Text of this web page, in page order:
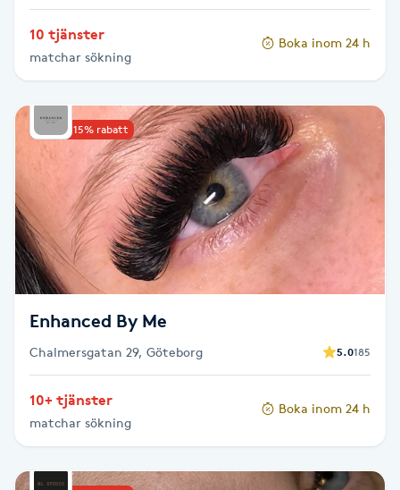
PRP (Platelet Rich Plasma)
PRX-T33
PT
R
Radiofrekvens
Reflexologi
Regndroppsmassage
10 tjänster
matchar sökning
Boka inom 24 h
Upp till 15% rabatt
Enhanced By Me
Chalmersgatan 29, Göteborg 5.0185
10+ tjänster
matchar sökning
Boka inom 24 h